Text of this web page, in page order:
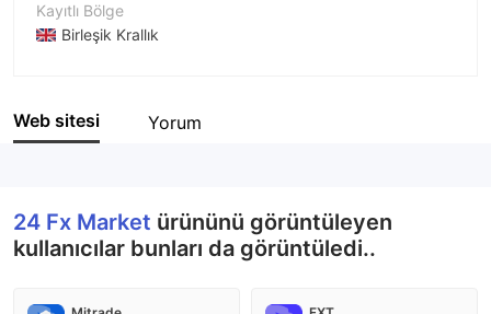
Kayıtlı Bölge
Birleşik Krallık
Şirket Adı
Web sitesi Yorum
24 Fx Market ürününü görüntüleyen
kullanıcılar bunları da görüntüledi..